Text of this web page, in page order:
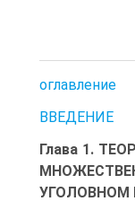
оглавление
ВВЕДЕНИЕ
Глава 1.
УГОЛОВНОМ